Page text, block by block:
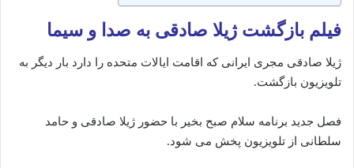
فیلم بازگشت ژیلا صادقی به صدا و سیما
ژیلا صادقی مجری ایرانی که اقامت ایالات متحده را دارد بار دیگر به
تلویزیون بازگشت.
فصل جدید برنامه سلام صبح بخیر با حضور ژیلا صادقی و حامد
سلطانی از تلویزیون پخش می‌ شود.